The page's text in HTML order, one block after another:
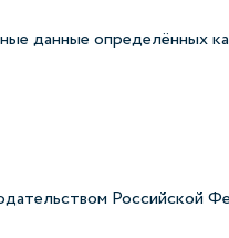
данные определённых
Российской